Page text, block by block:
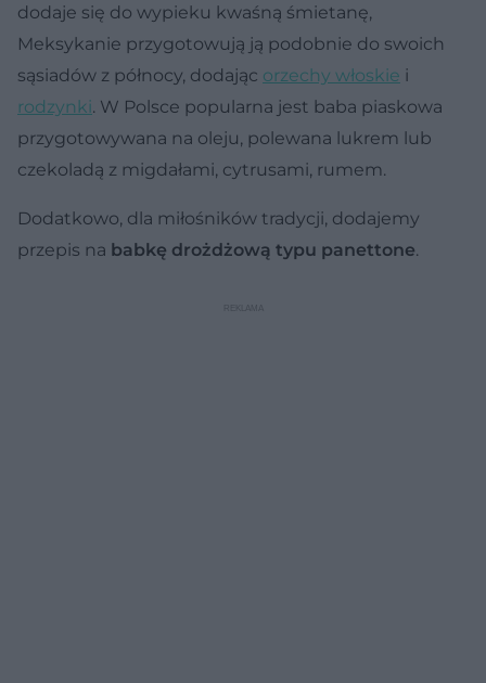
dodaje się do wypieku kwaśną śmietanę,
Meksykanie przygotowują ją podobnie do swoich
sąsiadów z północy, dodając orzechy włoskie i
rodzynki. W Polsce popularna jest baba piaskowa
przygotowywana na oleju, polewana lukrem lub
czekoladą z migdałami, cytrusami, rumem.
Dodatkowo, dla miłośników tradycji, dodajemy
przepis na babkę drożdżową typu panettone.